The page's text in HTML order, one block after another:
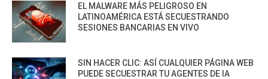
EL MALWARE MÁS PELIGROSO EN
LATINOAMÉRICA ESTÁ SECUESTRANDO
SESIONES BANCARIAS EN VIVO
SIN HACER CLIC: ASÍ CUALQUIER PÁGINA WEB
PUEDE SECUESTRAR TU AGENTES DE IA